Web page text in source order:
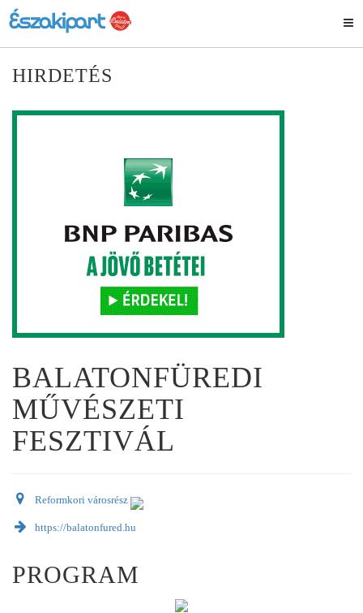
HIRDETÉS
BALATONFÜREDI
MŰVÉSZETI
FESZTIVÁL
Reformkori városrész
https://balatonfured.hu
PROGRAM